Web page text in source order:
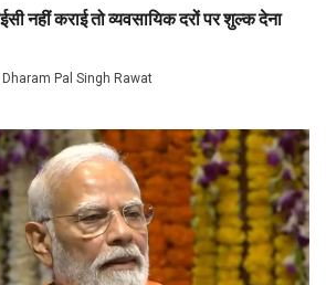
नहीं कराई तो व्यवसायिक दरों पर शुल्क देना
Dharam Pal Singh Rawat